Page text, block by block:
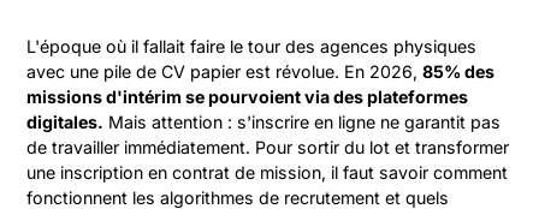
L'époque où il fallait faire le tour des agences physiques
avec une pile de CV papier est révolue. En 2026,85% des
missions d'intérim se pourvoient via des plateformes
digitales. Mais attention : s'inscrire en ligne ne garantit pas
de travailler immédiatement. Pour sortir du lot et transformer
une inscription en contrat de mission, il faut savoir comment
fonctionnent les algorithmes de recrutement et quels